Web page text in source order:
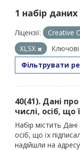
1 набір
Ліцензії: Creative
XLSX
Фільтрувати
40(41). Дані
числі, осіб, що
Набір містить
осіб, що їх
надійшли на